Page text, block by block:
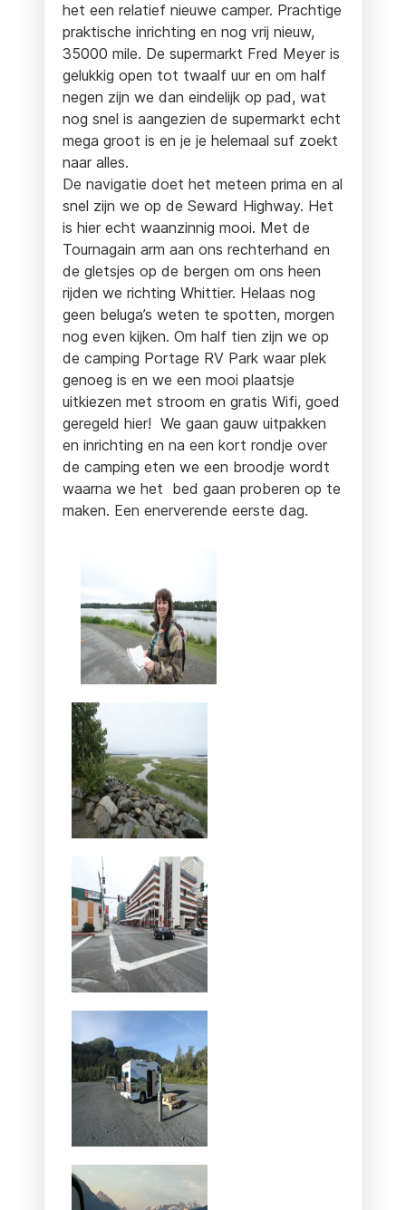
het een relatief nieuwe camper. Prachtige
praktische inrichting en nog vrij nieuw,
35000 mile. De supermarkt Fred Meyer is
gelukkig open tot twaalf uur en om half
negen zijn we dan eindelijk op pad, wat
nog snel is aangezien de supermarkt echt
mega groot is en je je helemaal suf zoekt
naar alles.
De navigatie doet het meteen prima en al
snel zijn we op de Seward Highway. Het
is hier echt waanzinnig mooi. Met de
Tournagain arm aan ons rechterhand en
de gletsjes op de bergen om ons heen
rijden we richting Whittier. Helaas nog
geen beluga’s weten te spotten, morgen
nog even kijken. Om half tien zijn we op
de camping Portage RV Park waar plek
genoeg is en we een mooi plaatsje
uitkiezen met stroom en gratis Wifi, goed
geregeld hier! We gaan gauw uitpakken
en inrichting en na een kort rondje over
de camping eten we een broodje wordt
waarna we het bed gaan proberen op te
maken. Een enerverende eerste dag.